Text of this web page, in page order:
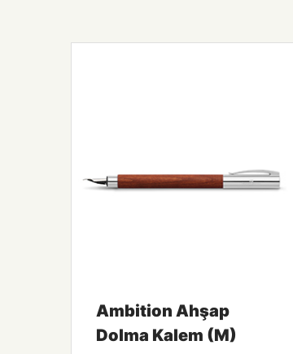
Ambition Ahşap
Dolma Kalem (M)